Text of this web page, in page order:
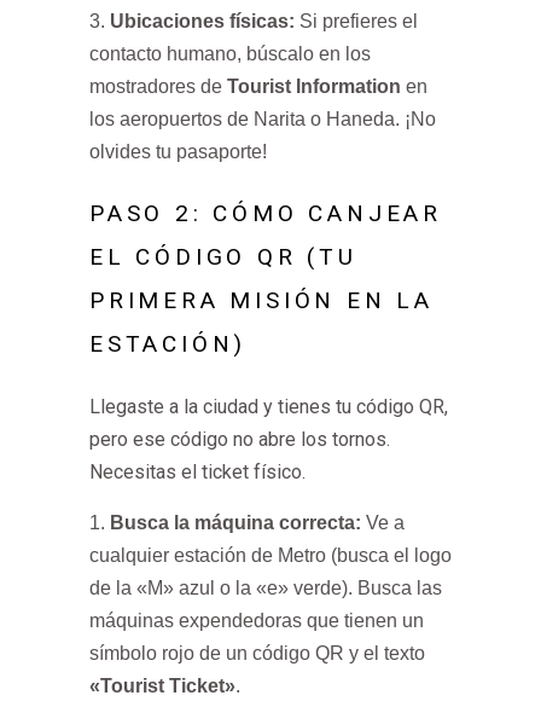
Ubicaciones físicas: Si prefieres el
contacto humano, búscalo en los
mostradores de Tourist Information en
los aeropuertos de Narita o Haneda. ¡No
olvides tu pasaporte!
PASO 2: CÓMO CANJEAR
EL CÓDIGO QR (TU
PRIMERA MISIÓN EN LA
ESTACIÓN)
Llegaste a la ciudad y tienes tu código QR,
pero ese código no abre los tornos.
Necesitas el ticket físico.
Busca la máquina correcta: Ve a
cualquier estación de Metro (busca el logo
de la «M» azul o la «e» verde). Busca las
máquinas expendedoras que tienen un
símbolo rojo de un código QR y el texto
«Tourist Ticket».